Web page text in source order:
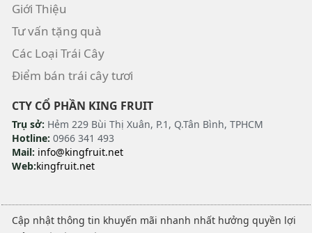
Giới Thiệu
Tư vấn tặng quà
Các Loại Trái Cây
Điểm bán trái cây tươi
CTY CỔ PHẦN KING FRUIT
Trụ sở: Hẻm 229 Bùi Thị Xuân, P.1, Q.Tân Bình, TPHCM
Hotline: 0966 341 493
Mail: info@kingfruit.net
Web:kingfruit.net
Cập nhật thông tin khuyến mãi nhanh nhất hưởng quyền lợi